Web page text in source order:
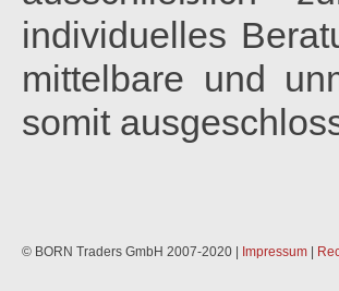
individuelles
mittelbare und
somit
© BORN Traders GmbH 2007-2020 | Impressum